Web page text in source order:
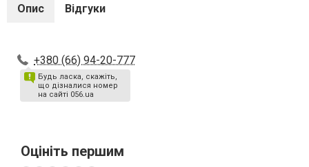
Опис Відгуки
+380 (66) 94-20-777
Будь ласка, скажіть,
що дізналися номер
на сайті 056.ua
Оцініть першим